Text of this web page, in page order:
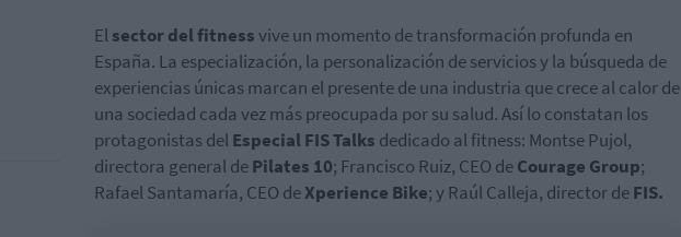
Elsector del fitnessvive un momento de transformación profunda en
España. La especialización, la personalización de servicios y la búsqueda de
experiencias únicas marcan el presente de una industria que crece al calor de
una sociedad cada vez más preocupada por su salud. Así lo constatan los
protagonistas delEspecial FIS Talks dedicado al fitness: Montse Pujol,
directora general dePilates 10; Francisco Ruiz, CEO deCourage Group;
Rafael Santamaría, CEO deXperience Bike; y Raúl Calleja, director deFIS.